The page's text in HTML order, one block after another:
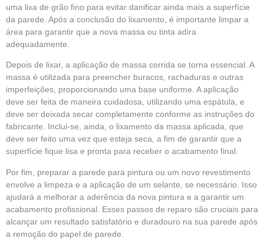
uma lixa de grão fino para evitar danificar ainda mais a superfície
da parede. Após a conclusão do lixamento, é importante limpar a
área para garantir que a nova massa ou tinta adira
adequadamente.
Depois de lixar, a aplicação de massa corrida se torna essencial. A
massa é utilizada para preencher buracos, rachaduras e outras
imperfeições, proporcionando uma base uniforme. A aplicação
deve ser feita de maneira cuidadosa, utilizando uma espátula, e
deve ser deixada secar completamente conforme as instruções do
fabricante. Inclui-se, ainda, o lixamento da massa aplicada, que
deve ser feito uma vez que esteja seca, a fim de garantir que a
superfície fique lisa e pronta para receber o acabamento final.
Por fim, preparar a parede para pintura ou um novo revestimento
envolve a limpeza e a aplicação de um selante, se necessário. Isso
ajudará a melhorar a aderência da nova pintura e a garantir um
acabamento profissional. Esses passos de reparo são cruciais para
alcançar um resultado satisfatório e duradouro na sua parede após
a remoção do papel de parede.